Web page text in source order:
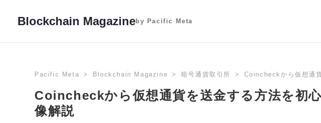
Blockchain Magazineby Pacific Meta
Pacific Meta Blockchain Magazine 暗号通貨取引所 Coincheckから仮想通
Coincheckから仮想通貨を送金する方法を初
像解説